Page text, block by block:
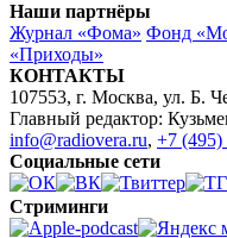
Наши партнёры
Журнал «Фома» Фонд
«Приходы»
КОНТАКТЫ
107553, г. Москва, ул. Б.
Главный редактор:
info@radiovera.ru, +7 (495)
Социальные сети
Стриминги